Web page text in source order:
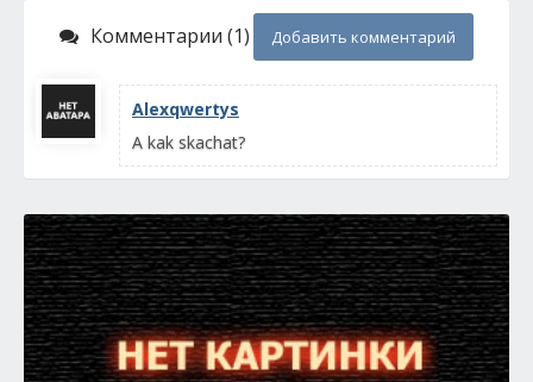
Комментарии (1) Добавить комментарий
Alexqwertys
A kak skachat?